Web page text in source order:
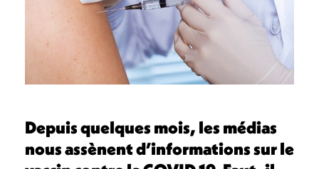
Depuis quelques mois, les médias
nous assènent d’informations sur le